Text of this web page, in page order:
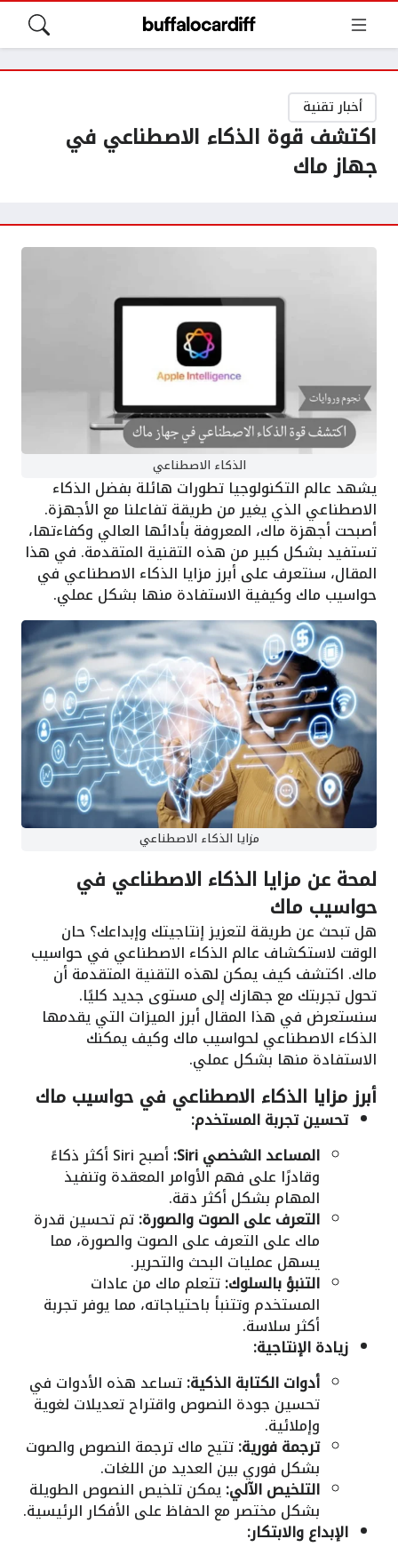
أخبار تقنية
اكتشف قوة الذكاء الاصطناعي في
جهاز ماك
الذكاء الاصطناعي
يشهد عالم التكنولوجيا تطورات هائلة بفضل الذكاء
الاصطناعي الذي يغير من طريقة تفاعلنا مع الأجهزة.
أصبحت أجهزة ماك، المعروفة بأدائها العالي وكفاءتها،
تستفيد بشكل كبير من هذه التقنية المتقدمة. في هذا
المقال، سنتعرف على أبرز مزايا الذكاء الاصطناعي في
حواسيب ماك وكيفية الاستفادة منها بشكل عملي.
مزايا الذكاء الاصطناعي
لمحة عن مزايا الذكاء الاصطناعي في
حواسيب ماك
هل تبحث عن طريقة لتعزيز إنتاجيتك وإبداعك؟ حان
الوقت لاستكشاف عالم الذكاء الاصطناعي في حواسيب
ماك. اكتشف كيف يمكن لهذه التقنية المتقدمة أن
تحول تجربتك مع جهازك إلى مستوى جديد كليًا.
سنستعرض في هذا المقال أبرز الميزات التي يقدمها
الذكاء الاصطناعي لحواسيب ماك وكيف يمكنك
الاستفادة منها بشكل عملي.
أبرز مزايا الذكاء الاصطناعي في حواسيب ماك
تحسين تجربة المستخدم:
المساعد الشخصي Siri:
أصبح Siri أكثر ذكاءً
وقادرًا على فهم الأوامر المعقدة وتنفيذ
المهام بشكل أكثر دقة.
التعرف على الصوت والصورة:تم تحسين قدرة
ماك على التعرف على الصوت والصورة، مما
يسهل عمليات البحث والتحرير.
التنبؤ بالسلوك:تتعلم ماك من عادات
المستخدم وتتنبأ باحتياجاته، مما يوفر تجربة
أكثر سلاسة.
زيادة الإنتاجية:
أدوات الكتابة الذكية:تساعد هذه الأدوات في
تحسين جودة النصوص واقتراح تعديلات لغوية
وإملائية.
ترجمة فورية:تتيح ماك ترجمة النصوص والصوت
بشكل فوري بين العديد من اللغات.
التلخيص الآلي:يمكن تلخيص النصوص الطويلة
بشكل مختصر مع الحفاظ على الأفكار الرئيسية.
الإبداع والابتكار: